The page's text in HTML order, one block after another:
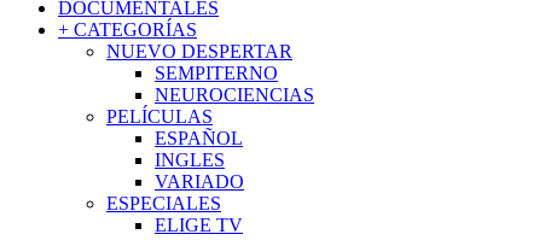
DOCUMENTALES
+ CATEGORÍAS
NUEVO DESPERTAR
SEMPITERNO
NEUROCIENCIAS
PELÍCULAS
ESPAÑOL
INGLES
VARIADO
ESPECIALES
ELIGE TV